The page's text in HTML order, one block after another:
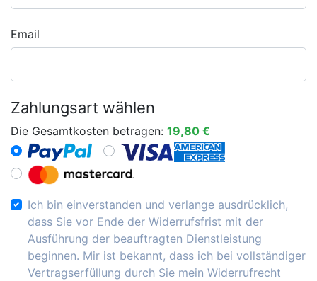
Email
Zahlungsart wählen
Die Gesamtkosten betragen: 19,80 €
Ich bin einverstanden und verlange ausdrücklich,
dass Sie vor Ende der Widerrufsfrist mit der
Ausführung der beauftragten Dienstleistung
beginnen. Mir ist bekannt, dass ich bei vollständiger
Vertragserfüllung durch Sie mein Widerrufrecht